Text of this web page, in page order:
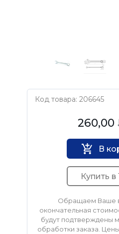
Код товара: 206645
Камышинский260,00
В
Купить в
Обращаем Ваше
окончательная
будут подтверждены
обработки заказа.